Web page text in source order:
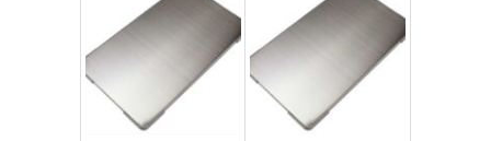
メッセージ本文